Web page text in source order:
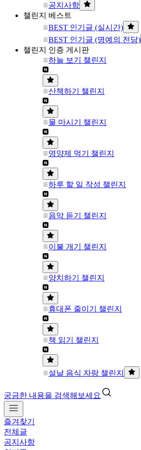
공지사항
챌린지 베스트
BEST 인기글 (실시간)
BEST 인기글 (명예의 전당)
챌린지 인증 게시판
하늘 보기 챌린지
산책하기 챌린지
물 마시기 챌린지
영양제 먹기 챌린지
하루 할 일 작성 챌린지
음악 듣기 챌린지
이불 개기 챌린지
양치하기 챌린지
휴대폰 줄이기 챌린지
책 읽기 챌린지
설날 음식 자랑 챌린지
궁금한 내용을 검색해보세요
즐겨찾기
전체글
공지사항